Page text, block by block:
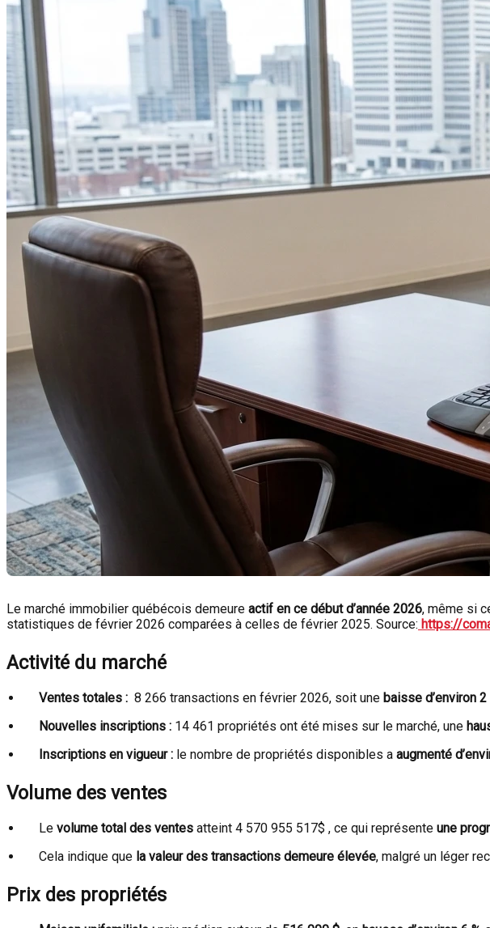
Le marché immobilier québécois demeure actif en ce début d’année 2026, même si
statistiques de février 2026 comparées à celles de février 2025. Source: https://
Activité du marché
Ventes totales : 8 266 transactions en février 2026, soit une baisse d’environ 2
Nouvelles inscriptions : 14 461 propriétés ont été mises sur le marché, une
Inscriptions en vigueur : le nombre de propriétés disponibles a augmenté
Volume des ventes
Le volume total des ventes atteint 4 570 955 517$ , ce qui représente une
Cela indique que la valeur des transactions demeure élevée, malgré un léger
Prix des propriétés